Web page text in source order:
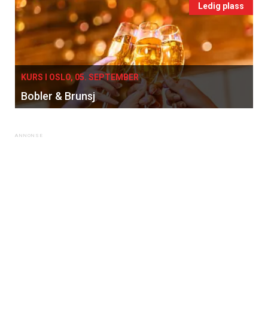
Ledig plass
KURS I OSLO, 05. SEPTEMBER
Bobler & Brunsj